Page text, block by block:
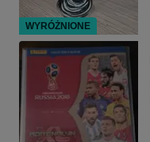
WYRÓŻNIONE